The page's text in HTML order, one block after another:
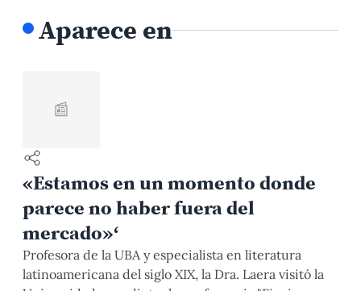
Aparece en
📰
«Estamos en un momento donde
parece no haber fuera del
mercado»‘
Profesora de la UBA y especialista en literatura
latinoamericana del siglo XIX, la Dra. Laera visitó la